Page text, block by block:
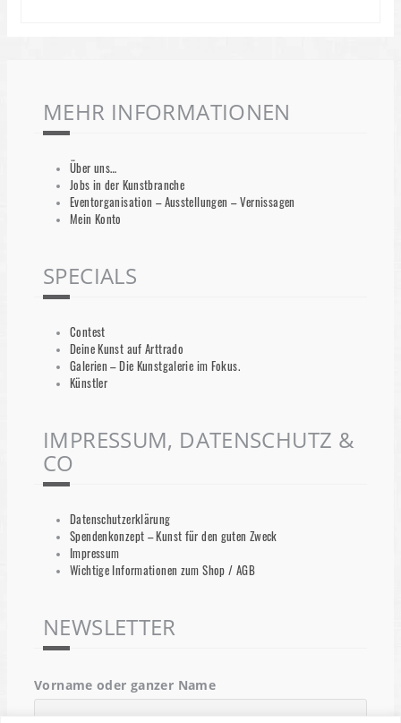
MEHR INFORMATIONEN
Über uns…
Jobs in der Kunstbranche
Eventorganisation – Ausstellungen – Vernissagen
Mein Konto
SPECIALS
Contest
Deine Kunst auf Arttrado
Galerien – Die Kunstgalerie im Fokus.
Künstler
IMPRESSUM, DATENSCHUTZ &
CO
Datenschutzerklärung
Spendenkonzept – Kunst für den guten Zweck
Impressum
Wichtige Informationen zum Shop / AGB
NEWSLETTER
Vorname oder ganzer Name